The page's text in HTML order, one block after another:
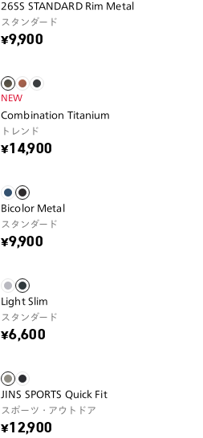
26SS STANDARD Rim Metal
スタンダード
¥9,900
NEW
Combination Titanium
トレンド
¥14,900
Bicolor Metal
スタンダード
¥9,900
Light Slim
スタンダード
¥6,600
JINS SPORTS Quick Fit
スポーツ・アウトドア
¥12,900